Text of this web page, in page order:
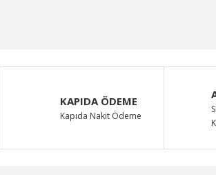
tarafımıza iletebilirsiniz.
KAPIDA ÖDEME
Kapıda Nakit Ödeme